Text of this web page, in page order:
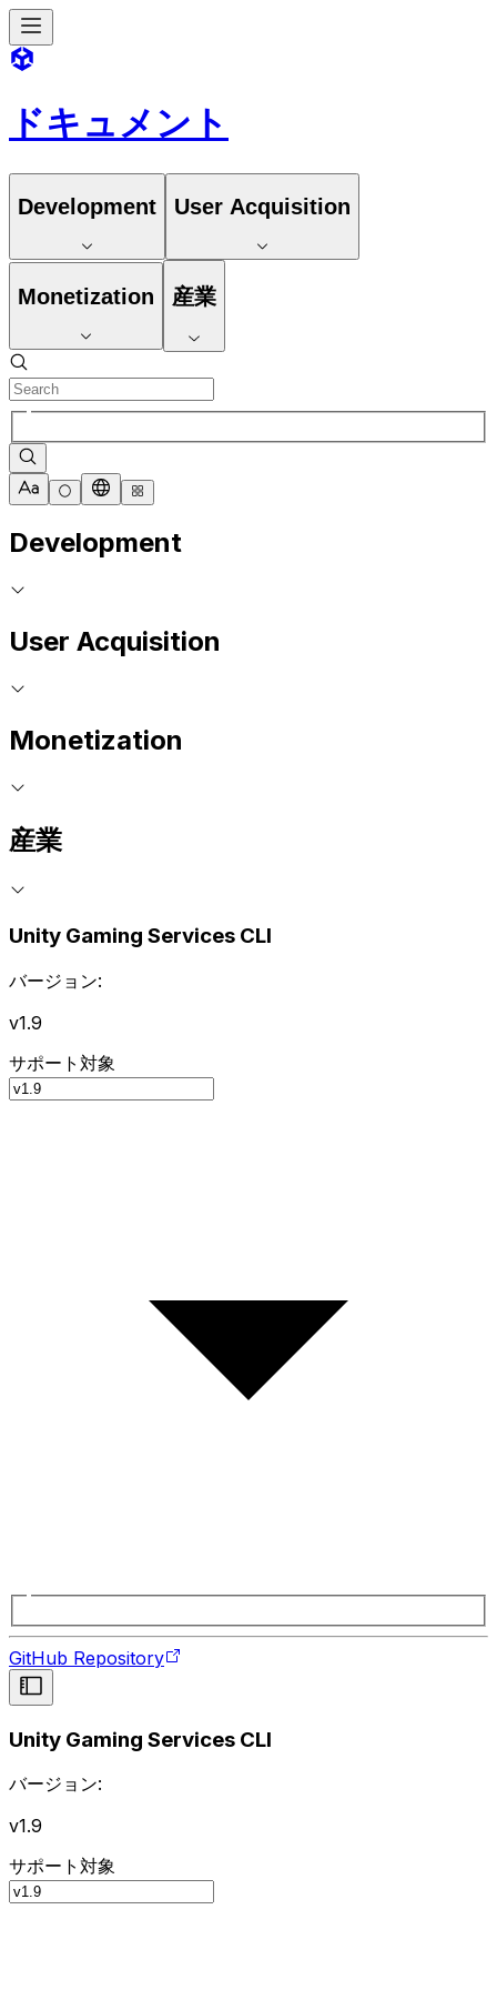
ドキュメント
Development User Acquisition
Monetization 産業
Development
User Acquisition
Monetization
産業
Unity Gaming Services CLI
バージョン:
v1.9
サポート対象
GitHub Repository
Unity Gaming Services CLI
バージョン:
v1.9
サポート対象